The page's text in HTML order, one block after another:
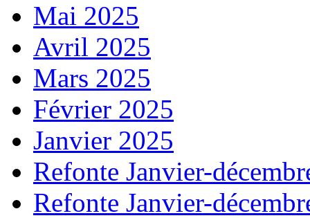
Mai 2025
Avril 2025
Mars 2025
Février 2025
Janvier 2025
Refonte Janvier-
Refonte Janvier-